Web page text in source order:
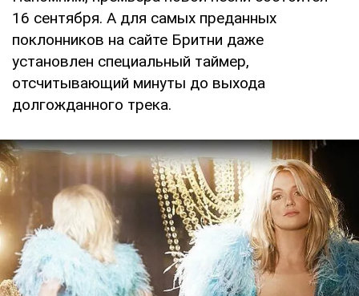
16 сентября. А для самых преданных
поклонников на сайте Бритни даже
установлен специальный таймер,
отсчитывающий минуты до выхода
долгожданного трека.